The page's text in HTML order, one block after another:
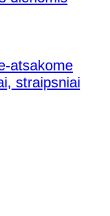
atsakome
straipsniai